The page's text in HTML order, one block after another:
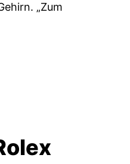
„Zum